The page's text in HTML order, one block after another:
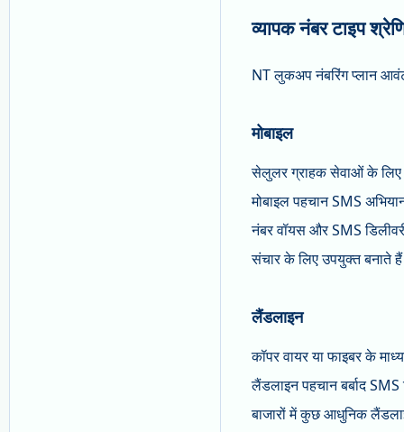
व्यापक नंबर टाइप
NT लुकअप नंबरिंग प्लान
मोबाइल
सेलुलर ग्राहक सेवाओं के लिए
मोबाइल पहचान SMS
नंबर वॉयस और SMS
संचार के लिए उपयुक्त बनाते
लैंडलाइन
कॉपर वायर या फाइबर के
लैंडलाइन पहचान बर्बाद
बाजारों में कुछ आधुनिक